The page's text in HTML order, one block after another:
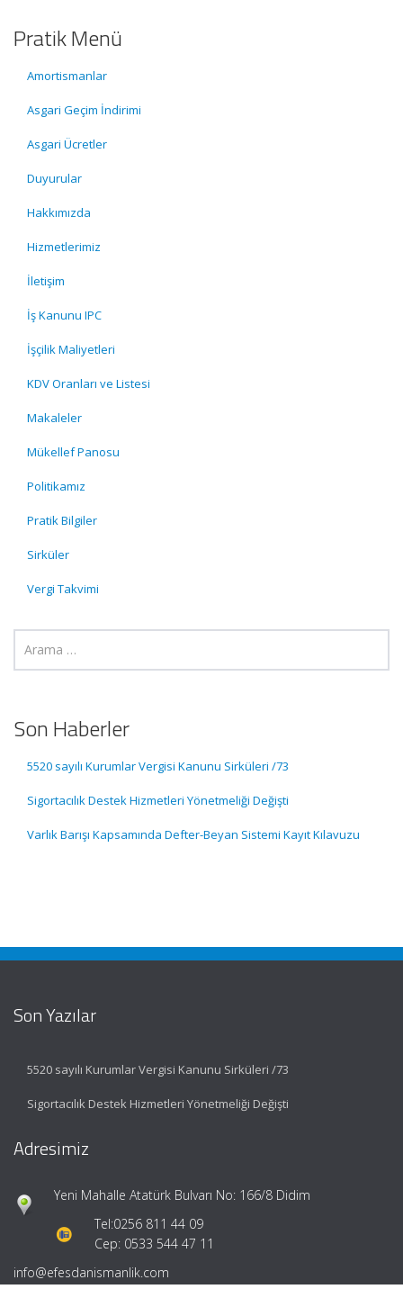
Pratik Menü
Amortismanlar
Asgari Geçim İndirimi
Asgari Ücretler
Duyurular
Hakkımızda
Hizmetlerimiz
İletişim
İş Kanunu IPC
İşçilik Maliyetleri
KDV Oranları ve Listesi
Makaleler
Mükellef Panosu
Politikamız
Pratik Bilgiler
Sirküler
Vergi Takvimi
Son Haberler
5520 sayılı Kurumlar Vergisi Kanunu Sirküleri /73
Sigortacılık Destek Hizmetleri Yönetmeliği Değişti
Varlık Barışı Kapsamında Defter-Beyan Sistemi Kayıt Kılavuzu
Son Yazılar
5520 sayılı Kurumlar Vergisi Kanunu Sirküleri /73
Sigortacılık Destek Hizmetleri Yönetmeliği Değişti
Adresimiz
Yeni Mahalle Atatürk Bulvarı No: 166/8 Didim
Tel:0256 811 44 09
Cep: 0533 544 47 11
info@efesdanismanlik.com